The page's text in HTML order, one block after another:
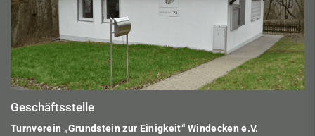
Geschäftsstelle
Turnverein „Grundstein zur Einigkeit“ Windecken e.V.